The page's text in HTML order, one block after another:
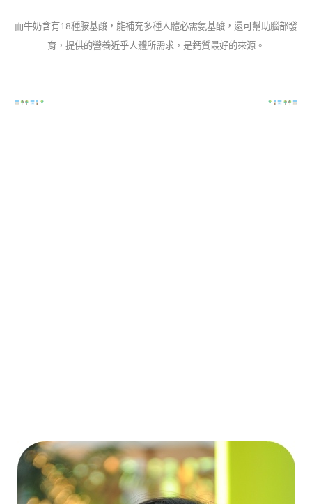
而牛奶含有18種胺基酸，能補充多種人體必需氨基酸，還可幫助腦部發
育，提供的營養近乎人體所需求，是鈣質最好的來源。